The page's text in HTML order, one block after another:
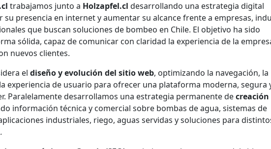
trabajamos junto a Holzapfel.cl desarrollando una estrategia digital
su presencia en internet y aumentar su alcance frente a empresas,
que buscan soluciones de bombeo en Chile. El objetivo ha sido
sólida, capaz de comunicar con claridad la experiencia de la
nuevos clientes.
eldiseño y evolución del sitio web, optimizando la navegación, la
experiencia de usuario para ofrecer una plataforma moderna, segura
Paralelamente desarrollamos una estrategia permanente decreación
información técnica y comercial sobre bombas de agua, sistemas de
industriales, riego, aguas servidas y soluciones para